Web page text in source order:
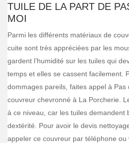
TUILE DE LA PART DE
MOI
Parmi les différents matériaux de
cuite sont très appréciées par les
gardent l’humidité sur les tuiles qui
temps et elles se cassent facilement.
dommages pareils, faites appel à Pas
couvreur chevronné à La Porcherie.
à ce niveau, car les tuiles demandent
dextérité. Pour avoir le devis
appeler ce couvreur par téléphone